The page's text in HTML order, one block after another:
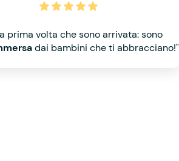
prima volta che sono arrivata: sono
dai bambini che ti abbracciano!"